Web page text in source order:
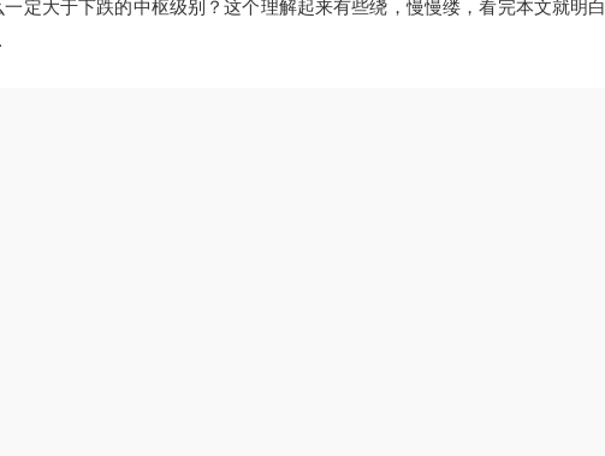
一定大于下跌的中枢级别？这个理解起来有些绕，慢慢缕，看完本文就明白